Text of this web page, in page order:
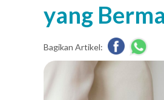
yang
Bagikan Artikel: